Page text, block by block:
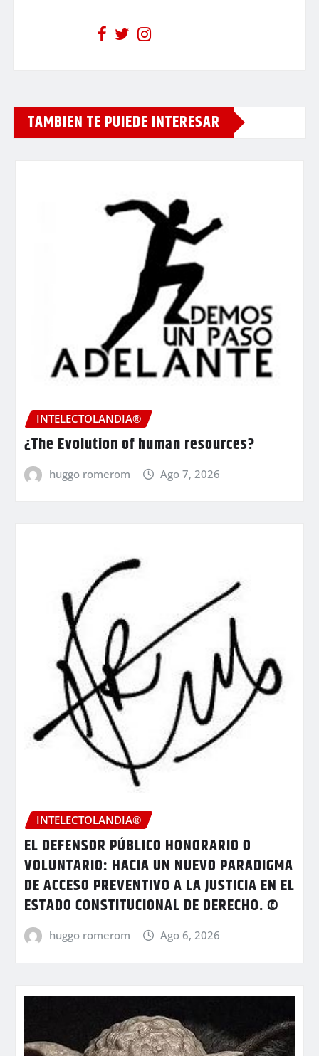
TAMBIEN TE PUIEDE INTERESAR
INTELECTOLANDIA®
¿The Evolution of human resources?
huggo romerom Ago 7, 2026
INTELECTOLANDIA®
EL DEFENSOR PÚBLICO HONORARIO O
VOLUNTARIO: HACIA UN NUEVO PARADIGMA
DE ACCESO PREVENTIVO A LA JUSTICIA EN EL
ESTADO CONSTITUCIONAL DE DERECHO. ©
huggo romerom Ago 6, 2026